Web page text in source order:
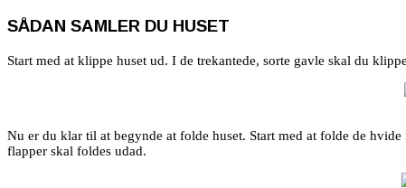
SÅDAN SAMLER DU HUSET
Start med at klippe huset ud. I de trekantede, sorte gavle skal du
Nu er du klar til at begynde at folde huset. Start med at folde de
flapper skal foldes udad.